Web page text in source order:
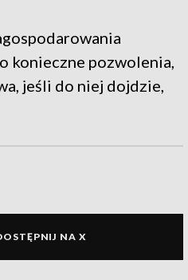
konieczne pozwolenia,
jeśli do niej dojdzie,
NA X